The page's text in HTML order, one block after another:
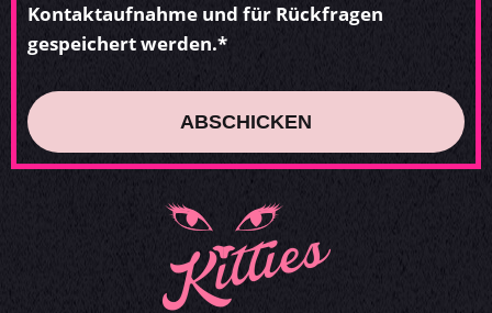
Kontaktaufnahme und für Rückfragen
gespeichert werden.*
ABSCHICKEN